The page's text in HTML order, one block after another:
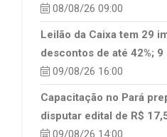
08/08/26 09:00
Leilão da Caixa tem 29
descontos de até 42%; 9
09/08/26 16:00
Capacitação no Pará
disputar edital de R$
09/08/26 14:00